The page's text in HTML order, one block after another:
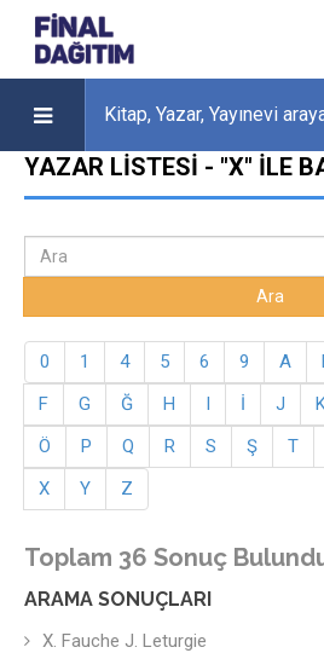
YAZAR LISTESI - "X" ILE
0 1 4 5 6 9 A
F
G Ğ H I İ J
Ö
P Q R S Ş T
X
Y Z
Toplam 36 Sonuç
ARAMA SONUÇLARI
X. Fauche J. Leturgie